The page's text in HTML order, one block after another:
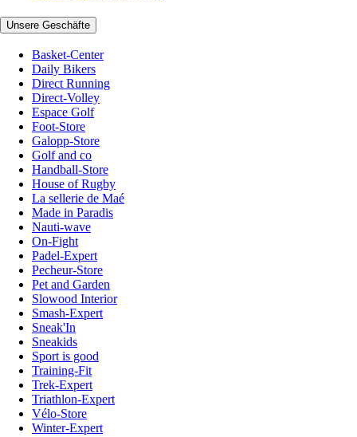
Unsere Geschäfte
Basket-Center
Daily Bikers
Direct Running
Direct-Volley
Espace Golf
Foot-Store
Galopp-Store
Golf and co
Handball-Store
House of Rugby
La sellerie de Maé
Made in Paradis
Nauti-wave
On-Fight
Padel-Expert
Pecheur-Store
Pet and Garden
Slowood Interior
Smash-Expert
Sneak'In
Sneakids
Sport is good
Training-Fit
Trek-Expert
Triathlon-Expert
Vélo-Store
Winter-Expert